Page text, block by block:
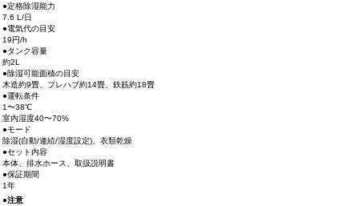
●定格除湿能力
7.6 L/日
●電気代の目安
19円/h
●タンク容量
約2L
●除湿可能面積の目安
木造約9畳、プレハブ約14畳、鉄筋約18畳
●運転条件
1〜38℃
室内湿度40〜70%
●モード
除湿(自動/連続/湿度設定)、衣類乾燥
●セット内容
本体、排水ホース、取扱説明書
●保証期間
1年
●注意